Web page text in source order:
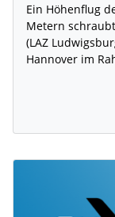
Ein Höhenflug
Metern
(LAZ
Hannover im